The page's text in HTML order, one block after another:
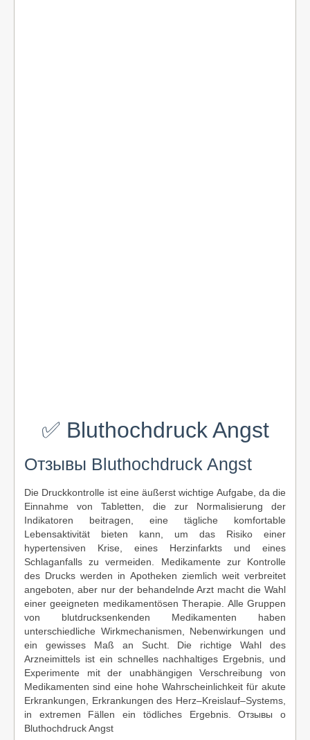
✅ Bluthochdruck Angst
Отзывы Bluthochdruck Angst
Die Druckkontrolle ist eine äußerst wichtige Aufgabe, da die
Einnahme von Tabletten, die zur Normalisierung der
Indikatoren beitragen, eine tägliche komfortable
Lebensaktivität bieten kann, um das Risiko einer
hypertensiven Krise, eines Herzinfarkts und eines
Schlaganfalls zu vermeiden. Medikamente zur Kontrolle
des Drucks werden in Apotheken ziemlich weit verbreitet
angeboten, aber nur der behandelnde Arzt macht die Wahl
einer geeigneten medikamentösen Therapie. Alle Gruppen
von blutdrucksenkenden Medikamenten haben
unterschiedliche Wirkmechanismen, Nebenwirkungen und
ein gewisses Maß an Sucht. Die richtige Wahl des
Arzneimittels ist ein schnelles nachhaltiges Ergebnis, und
Experimente mit der unabhängigen Verschreibung von
Medikamenten sind eine hohe Wahrscheinlichkeit für akute
Erkrankungen, Erkrankungen des Herz–Kreislauf–Systems,
in extremen Fällen ein tödliches Ergebnis. Отзывы о
Bluthochdruck Angst